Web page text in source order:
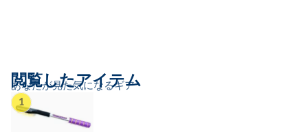
あなたが見た気になるギア
閲覧したアイテム
1